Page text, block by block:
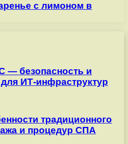
с лимоном в
— безопасность и
ИТ-инфраструктур
традиционного
и процедур СПА